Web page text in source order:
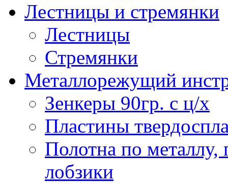
Лестницы и стремянки
Лестницы
Стремянки
Металлорежущий
Зенкеры 90гр. с ц/х
Пластины
Полотна по
лобзики